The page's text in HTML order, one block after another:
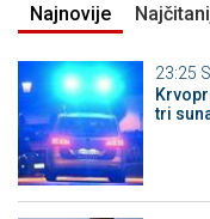
Najnovije
23:25
tri